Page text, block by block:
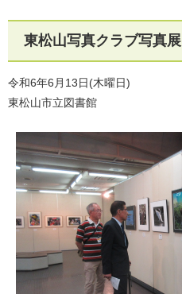
東松山写真クラブ写真展
令和6年6月13日(木曜日)
東松山市立図書館